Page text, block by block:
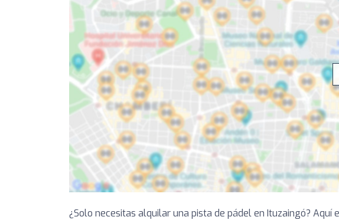
¿Solo necesitas alquilar una pista de pádel en Ituzaingó?